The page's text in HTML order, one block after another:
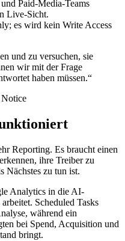
Paid-Media-Teams
Live-Sicht.
es wird kein Write Access
und zu versuchen, sie
wir mit der Frage
haben müssen.“
Reporting. Es braucht einen
ihre Treiber zu
Nächstes zu tun ist.
Analytics in die AI-
Scheduled Tasks
während ein
bei Spend, Acquisition und
bringt.